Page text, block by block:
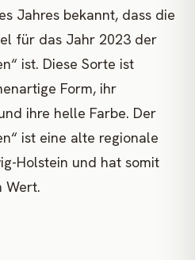
Jahres bekannt, dass die
für das Jahr 2023 der
ist. Diese Sorte ist
Form, ihr
ihre helle Farbe. Der
ist eine alte regionale
Holstein und hat somit
Wert.